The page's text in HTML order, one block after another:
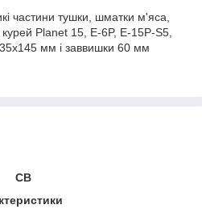
частини тушки, шматки м'яса,
курей Planet 15, E-6P, E-15P-S5,
мм і заввишки 60 мм
CB